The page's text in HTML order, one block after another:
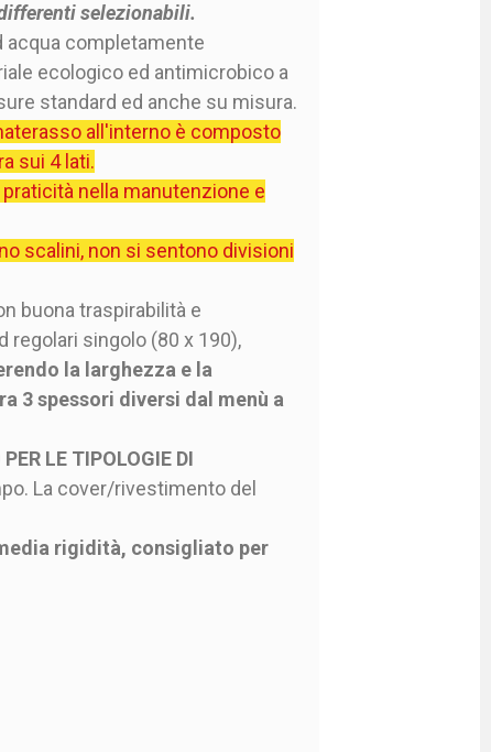
selezionabili.
acqua completamente
ecologico ed antimicrobico a
standard ed anche su misura.
all'interno è composto
sui 4 lati.
nella manutenzione e
scalini, non si sentono divisioni
buona traspirabilità e
singolo (80 x 190),
la larghezza e la
3 spessori diversi dal menù a
LE TIPOLOGIE DI
La cover/rivestimento del
rigidità, consigliato per